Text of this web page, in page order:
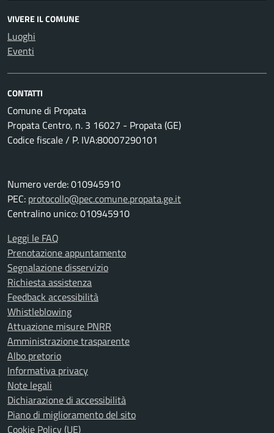
VIVERE IL COMUNE
Luoghi
Eventi
CONTATTI
Comune di Propata
Propata Centro, n. 3 16027 - Propata (GE)
Codice fiscale / P. IVA:80007290101
Numero verde: 010945910
PEC: protocollo@pec.comune.propata.ge.it
Centralino unico: 010945910
Leggi le FAQ
Prenotazione appuntamento
Segnalazione disservizio
Richiesta assistenza
Feedback accessibilità
Whistleblowing
Attuazione misure PNRR
Amministrazione trasparente
Albo pretorio
Informativa privacy
Note legali
Dichiarazione di accessibilità
Piano di miglioramento del sito
Cookie Policy (UE)